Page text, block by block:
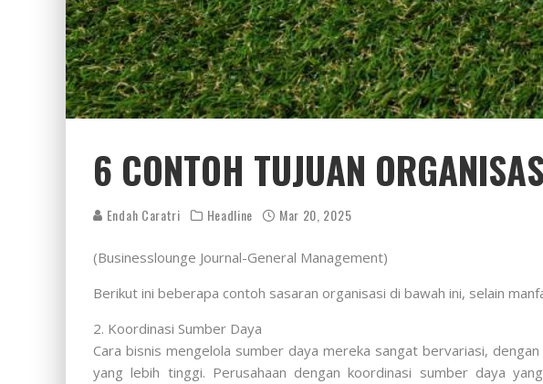
6 CONTOH TUJUAN
Endah Caratri Headline Mar 20, 2025
(Businesslounge Journal-General Management)
Berikut ini beberapa contoh sasaran organisasi di bawah ini, selain
2. Koordinasi Sumber Daya
Cara bisnis mengelola sumber daya mereka sangat bervariasi,
yang lebih tinggi. Perusahaan dengan koordinasi sumber daya